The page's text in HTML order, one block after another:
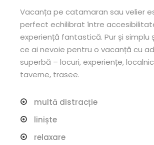
Vacanța pe catamaran sau velier
perfect echilibrat între
experiență fantastică. Pur și
ce ai nevoie pentru o vacanță cu
superbă – locuri, experiențe,
taverne, trasee.
multă distracție
liniște
relaxare